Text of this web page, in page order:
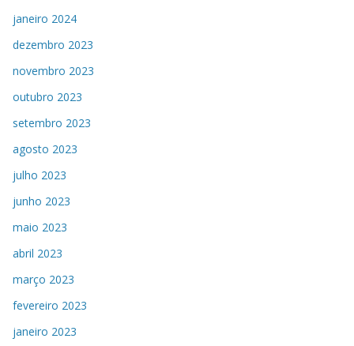
janeiro 2024
dezembro 2023
novembro 2023
outubro 2023
setembro 2023
agosto 2023
julho 2023
junho 2023
maio 2023
abril 2023
março 2023
fevereiro 2023
janeiro 2023